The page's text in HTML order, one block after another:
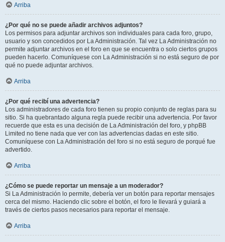
Arriba
¿Por qué no se puede añadir archivos adjuntos?
Los permisos para adjuntar archivos son individuales para cada foro, grupo,
usuario y son concedidos por La Administración. Tal vez La Administración no
permite adjuntar archivos en el foro en que se encuentra o solo ciertos grupos
pueden hacerlo. Comuníquese con La Administración si no está seguro de por
qué no puede adjuntar archivos.
Arriba
¿Por qué recibí una advertencia?
Los administradores de cada foro tienen su propio conjunto de reglas para su
sitio. Si ha quebrantado alguna regla puede recibir una advertencia. Por favor
recuerde que esta es una decisión de La Administración del foro, y phpBB
Limited no tiene nada que ver con las advertencias dadas en este sitio.
Comuníquese con La Administración del foro si no está seguro de porqué fue
advertido.
Arriba
¿Cómo se puede reportar un mensaje a un moderador?
Si La Administración lo permite, debería ver un botón para reportar mensajes
cerca del mismo. Haciendo clic sobre el botón, el foro le llevará y guiará a
través de ciertos pasos necesarios para reportar el mensaje.
Arriba